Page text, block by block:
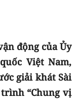
động của Ủy
Việt Nam,
giải khát Sài
trình “Chung vị